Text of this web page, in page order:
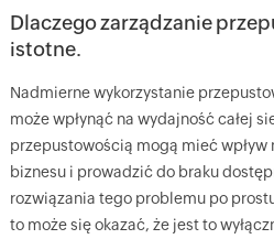
Dlaczego zarządzanie
istotne.
Nadmierne wykorzystanie
może wpłynąć na wydajność całej
przepustowością mogą mieć wpływ
biznesu i prowadzić do braku
rozwiązania tego problemu po
to może się okazać, że jest to